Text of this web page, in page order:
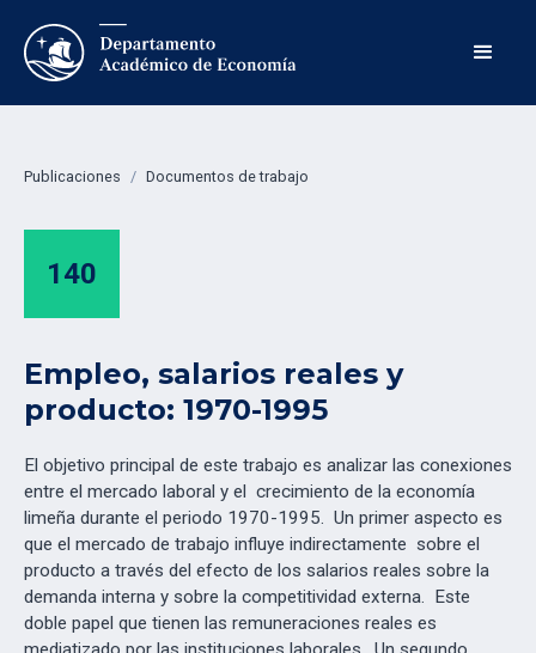
Publicaciones / Documentos de trabajo
140
Empleo, salarios reales y
producto: 1970-1995
El objetivo principal de este trabajo es analizar las conexiones
entre el mercado laboral y el crecimiento de la economía
limeña durante el periodo 1970-1995. Un primer aspecto es
que el mercado de trabajo influye indirectamente sobre el
producto a través del efecto de los salarios reales sobre la
demanda interna y sobre la competitividad externa. Este
doble papel que tienen las remuneraciones reales es